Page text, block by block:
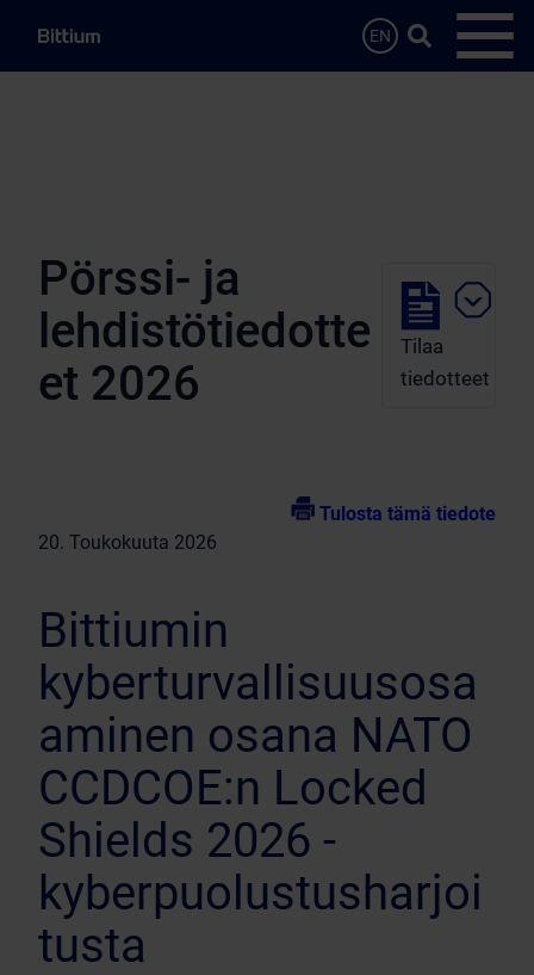
EN
Hae…
Avaa
Pörssi- ja
lehdistötiedotte
et 2026
Tilaa
tiedotteet
Tulosta tämä tiedote
20. Toukokuuta 2026
Bittiumin
kyberturvallisuusosa
aminen osana NATO
CCDCOE:n Locked
Shields 2026 -
kyberpuolustusharjoi
tusta